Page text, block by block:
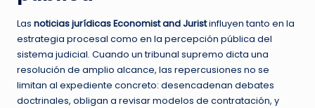
Las noticias jurídicas Economist and Juristinfluyen tanto en la
estrategia procesal como en la percepción pública del
sistema judicial. Cuando un tribunal supremo dicta una
resolución de amplio alcance, las repercusiones no se
limitan al expediente concreto: desencadenan debates
doctrinales, obligan a revisar modelos de contratación, y